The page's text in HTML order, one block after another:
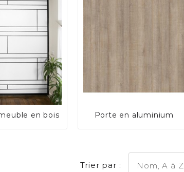
en bois Porte en aluminium
Trier par : Nom, A à Z